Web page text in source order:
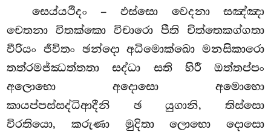
සෙය්යථිදං – ඵස්සො වෙදනා සඤ්ඤා
චෙතනා විතක්කො විචාරො පීති චිත්තෙකග්ගතා
වීරියං ජීවිතං ඡන්දො අධිමොක්ඛො මනසිකාරො
තත්රමජ්ඣත්තතා සද්ධා සති හිරී ඔත්තප්පං
අලොභො අදොසො අමොහො
කායප්පස්සද්ධිආදීනි ඡ යුගානි, තිස්සො
විරතියො, කරුණා මුදිතා ලොභො දොසො